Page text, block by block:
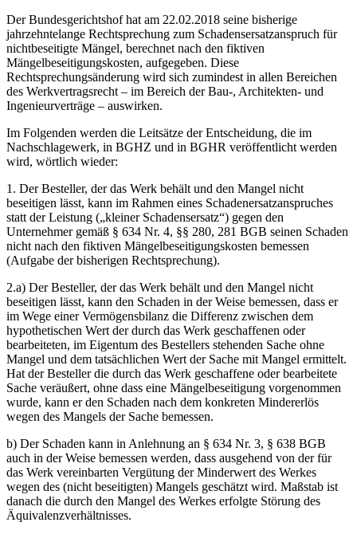
Der Bundesgerichtshof hat am 22.02.2018 seine bisherige
jahrzehntelange Rechtsprechung zum Schadensersatzanspruch für
nichtbeseitigte Mängel, berechnet nach den fiktiven
Mängelbeseitigungskosten, aufgegeben. Diese
Rechtsprechungsänderung wird sich zumindest in allen Bereichen
des Werkvertragsrecht – im Bereich der Bau-, Architekten- und
Ingenieurverträge – auswirken.
Im Folgenden werden die Leitsätze der Entscheidung, die im
Nachschlagewerk, in BGHZ und in BGHR veröffentlicht werden
wird, wörtlich wieder:
1. Der Besteller, der das Werk behält und den Mangel nicht
beseitigen lässt, kann im Rahmen eines Schadenersatzanspruches
statt der Leistung („kleiner Schadensersatz“) gegen den
Unternehmer gemäß § 634 Nr. 4, §§ 280, 281 BGB seinen Schaden
nicht nach den fiktiven Mängelbeseitigungskosten bemessen
(Aufgabe der bisherigen Rechtsprechung).
2.a) Der Besteller, der das Werk behält und den Mangel nicht
beseitigen lässt, kann den Schaden in der Weise bemessen, dass er
im Wege einer Vermögensbilanz die Differenz zwischen dem
hypothetischen Wert der durch das Werk geschaffenen oder
bearbeiteten, im Eigentum des Bestellers stehenden Sache ohne
Mangel und dem tatsächlichen Wert der Sache mit Mangel ermittelt.
Hat der Besteller die durch das Werk geschaffene oder bearbeitete
Sache veräußert, ohne dass eine Mängelbeseitigung vorgenommen
wurde, kann er den Schaden nach dem konkreten Mindererlös
wegen des Mangels der Sache bemessen.
b) Der Schaden kann in Anlehnung an § 634 Nr. 3, § 638 BGB
auch in der Weise bemessen werden, dass ausgehend von der für
das Werk vereinbarten Vergütung der Minderwert des Werkes
wegen des (nicht beseitigten) Mangels geschätzt wird. Maßstab ist
danach die durch den Mangel des Werkes erfolgte Störung des
Äquivalenzverhältnisses.